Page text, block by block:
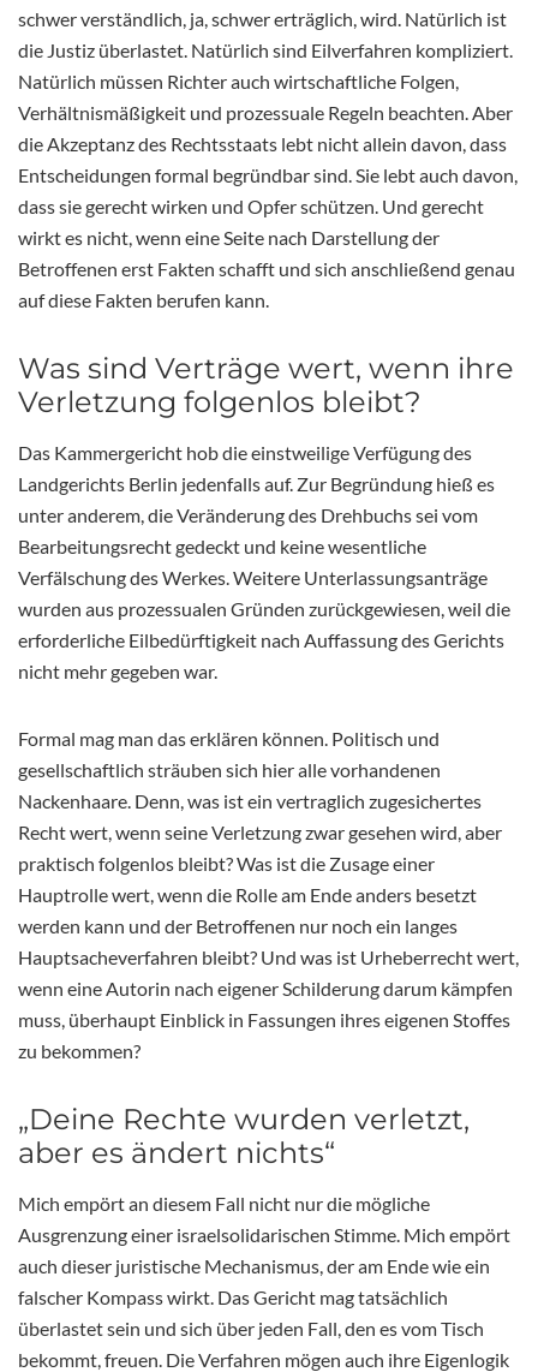
schwer verständlich, ja, schwer erträglich, wird. Natürlich ist
die Justiz überlastet. Natürlich sind Eilverfahren kompliziert.
Natürlich müssen Richter auch wirtschaftliche Folgen,
Verhältnismäßigkeit und prozessuale Regeln beachten. Aber
die Akzeptanz des Rechtsstaats lebt nicht allein davon, dass
Entscheidungen formal begründbar sind. Sie lebt auch davon,
dass sie gerecht wirken und Opfer schützen. Und gerecht
wirkt es nicht, wenn eine Seite nach Darstellung der
Betroffenen erst Fakten schafft und sich anschließend genau
auf diese Fakten berufen kann.
Was sind Verträge wert, wenn ihre
Verletzung folgenlos bleibt?
Das Kammergericht hob die einstweilige Verfügung des
Landgerichts Berlin jedenfalls auf. Zur Begründung hieß es
unter anderem, die Veränderung des Drehbuchs sei vom
Bearbeitungsrecht gedeckt und keine wesentliche
Verfälschung des Werkes. Weitere Unterlassungsanträge
wurden aus prozessualen Gründen zurückgewiesen, weil die
erforderliche Eilbedürftigkeit nach Auffassung des Gerichts
nicht mehr gegeben war.
Formal mag man das erklären können. Politisch und
gesellschaftlich sträuben sich hier alle vorhandenen
Nackenhaare. Denn, was ist ein vertraglich zugesichertes
Recht wert, wenn seine Verletzung zwar gesehen wird, aber
praktisch folgenlos bleibt? Was ist die Zusage einer
Hauptrolle wert, wenn die Rolle am Ende anders besetzt
werden kann und der Betroffenen nur noch ein langes
Hauptsacheverfahren bleibt? Und was ist Urheberrecht wert,
wenn eine Autorin nach eigener Schilderung darum kämpfen
muss, überhaupt Einblick in Fassungen ihres eigenen Stoffes
zu bekommen?
„Deine Rechte wurden verletzt,
aber es ändert nichts“
Mich empört an diesem Fall nicht nur die mögliche
Ausgrenzung einer israelsolidarischen Stimme. Mich empört
auch dieser juristische Mechanismus, der am Ende wie ein
falscher Kompass wirkt. Das Gericht mag tatsächlich
überlastet sein und sich über jeden Fall, den es vom Tisch
bekommt, freuen. Die Verfahren mögen auch ihre Eigenlogik